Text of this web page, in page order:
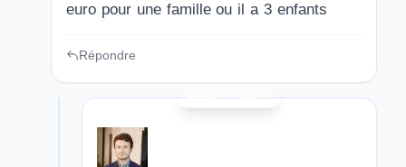
euro pour une famille ou il a 3 enfants
Répondre